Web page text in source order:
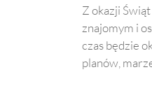
Z okazji
znajomym i
czas będzie
planów,